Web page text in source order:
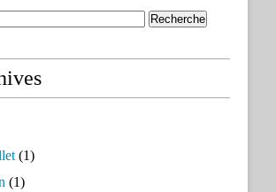
(1)
(1)